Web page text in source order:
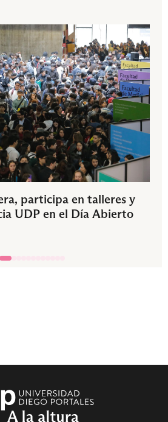
participa en talleres y
UDP en el Día Abierto